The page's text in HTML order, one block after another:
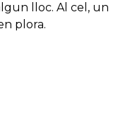
lloc. Al cel, un
plora.